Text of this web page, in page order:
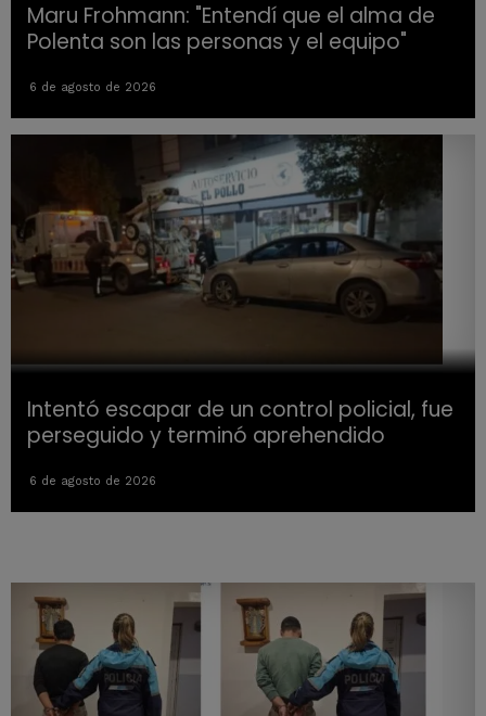
Maru Frohmann: "Entendí que el alma de
Polenta son las personas y el equipo"
6 de agosto de 2026
Intentó escapar de un control policial, fue
perseguido y terminó aprehendido
6 de agosto de 2026